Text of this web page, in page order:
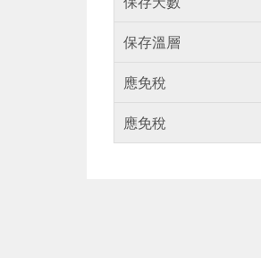
保存溫層
應免稅
應免稅